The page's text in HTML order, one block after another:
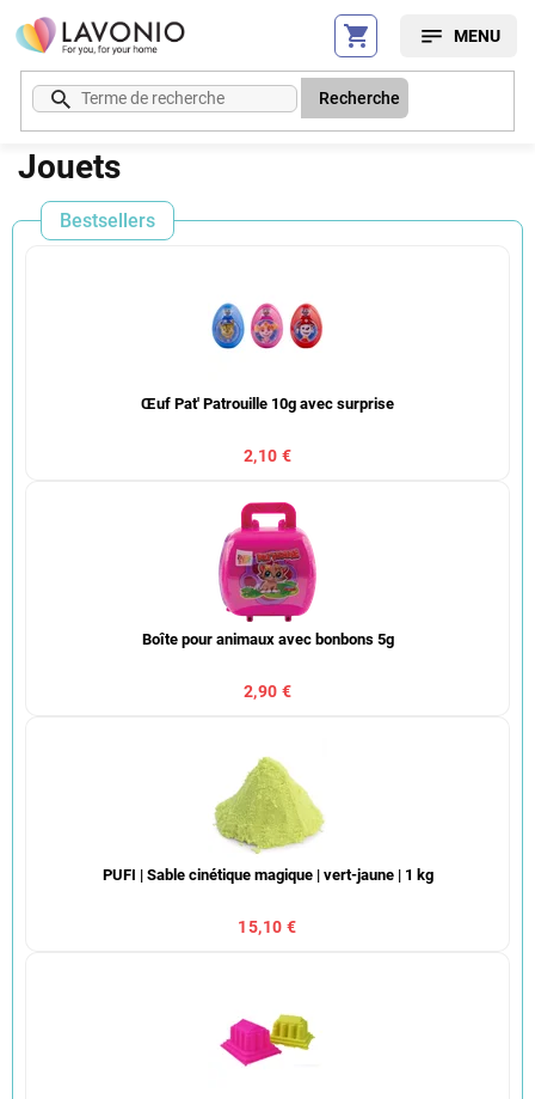
Aller
au
contenu
Recherche
Jouets
Bestsellers
Œuf Pat' Patrouille 10g avec surprise
2,10 €
Boîte pour animaux avec bonbons 5g
2,90 €
PUFI | Sable cinétique magique | vert-jaune | 1 kg
15,10 €